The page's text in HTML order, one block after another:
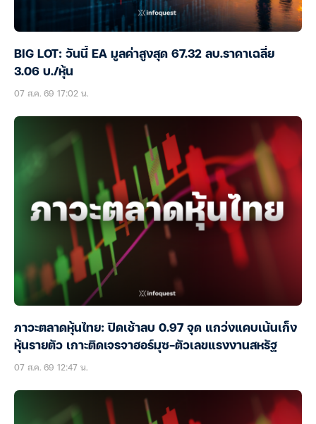
BIG LOT: วันนี้ EA มูลค่าสูงสุด 67.32 ลบ.ราคาเฉลี่ย
3.06 บ./หุ้น
07 ส.ค. 69 17:02 น.
ภาวะตลาดหุ้นไทย: ปิดเช้าลบ 0.97 จุด แกว่งแคบเน้นเก็ง
หุ้นรายตัว เกาะติดเจรจาฮอร์มุซ-ตัวเลขแรงงานสหรัฐ
07 ส.ค. 69 12:47 น.